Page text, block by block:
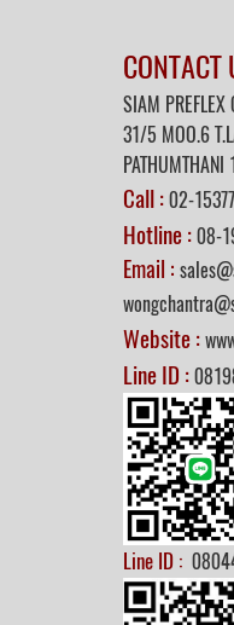
CONTACT
SIAM PREFLEX
31/5 MOO.6
Call :02-
Hotline :08-
Email :
Website :
Line ID :
Line ID :